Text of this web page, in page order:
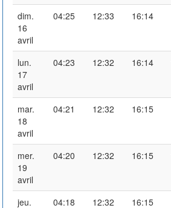
dim.
16
avril
04:25 12:33 16:14
lun.
17
avril
04:23 12:32 16:14
mar.
18
avril
04:21 12:32 16:15
mer.
19
avril
04:20 12:32 16:15
jeu.
04:18 12:32 16:15